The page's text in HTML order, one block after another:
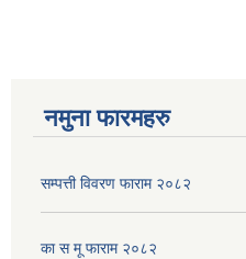
नमुना फारमहरु
सम्पत्ती विवरण फाराम २०८२
का स मू फाराम २०८२